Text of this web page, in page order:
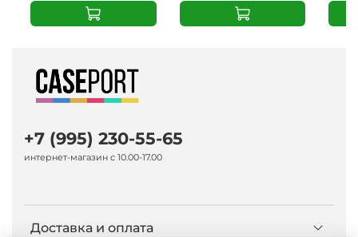
Доставка и оплата
+7 (995) 230-55-65
интернет-магазин с 10.00-17.00